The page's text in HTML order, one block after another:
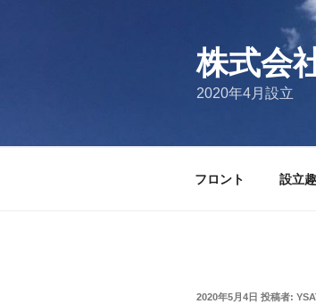
株式会
2020年4月設立
フロント 設立
投
2020年5月4日 投稿者: